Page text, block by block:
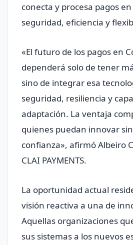
conecta y procesa pagos
seguridad, eficiencia y
«El futuro de los pagos en
dependerá solo de tener
sino de integrar esa
seguridad, resiliencia y
adaptación. La ventaja
quienes puedan innovar
confianza», afirmó Albeiro
CLAI PAYMENTS.
La oportunidad actual
visión reactiva a una de
Aquellas organizaciones
sus sistemas a los nuevos